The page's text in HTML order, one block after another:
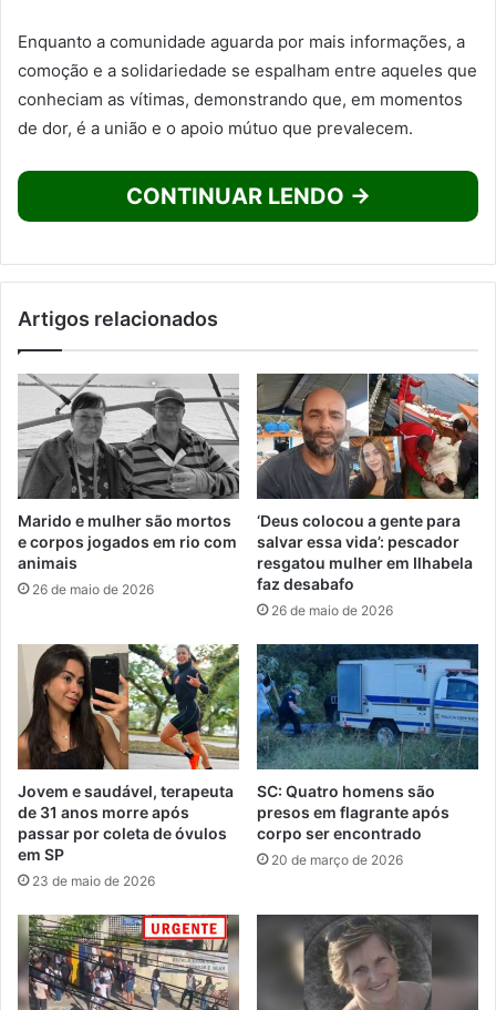
Enquanto a comunidade aguarda por mais informações, a
comoção e a solidariedade se espalham entre aqueles que
conheciam as vítimas, demonstrando que, em momentos
de dor, é a união e o apoio mútuo que prevalecem.
CONTINUAR LENDO →
Artigos relacionados
Marido e mulher são mortos
e corpos jogados em rio com
animais
26 de maio de 2026
‘Deus colocou a gente para
salvar essa vida’: pescador
resgatou mulher em Ilhabela
faz desabafo
26 de maio de 2026
Jovem e saudável, terapeuta
de 31 anos morre após
passar por coleta de óvulos
em SP
23 de maio de 2026
SC: Quatro homens são
presos em flagrante após
corpo ser encontrado
20 de março de 2026